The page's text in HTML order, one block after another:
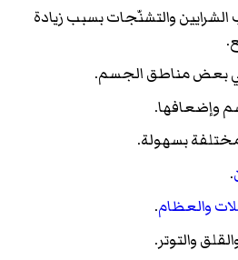
والتشنّجات بسبب زيادة
بعض مناطق الجسم.
وإضعافها.
بسهولة.
.
والعظام.
والتوتر.